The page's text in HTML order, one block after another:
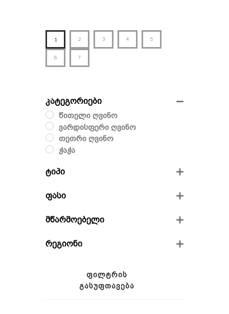
1 2 3 4 5
6 7
კატეგორიები
წითელი ღვინო
ვარდისფერი ღვინო
თეთრი ღვინო
ჭაჭა
ტიპი
ნახევრად მშრალი
ფასი
მწარმოებელი
ფრენდს ვაინი
რეგიონი
იმერეთი
ᲤᲘᲚᲢᲠᲘᲡ
ᲒᲐᲡᲣᲤᲗᲐᲕᲔᲑᲐ